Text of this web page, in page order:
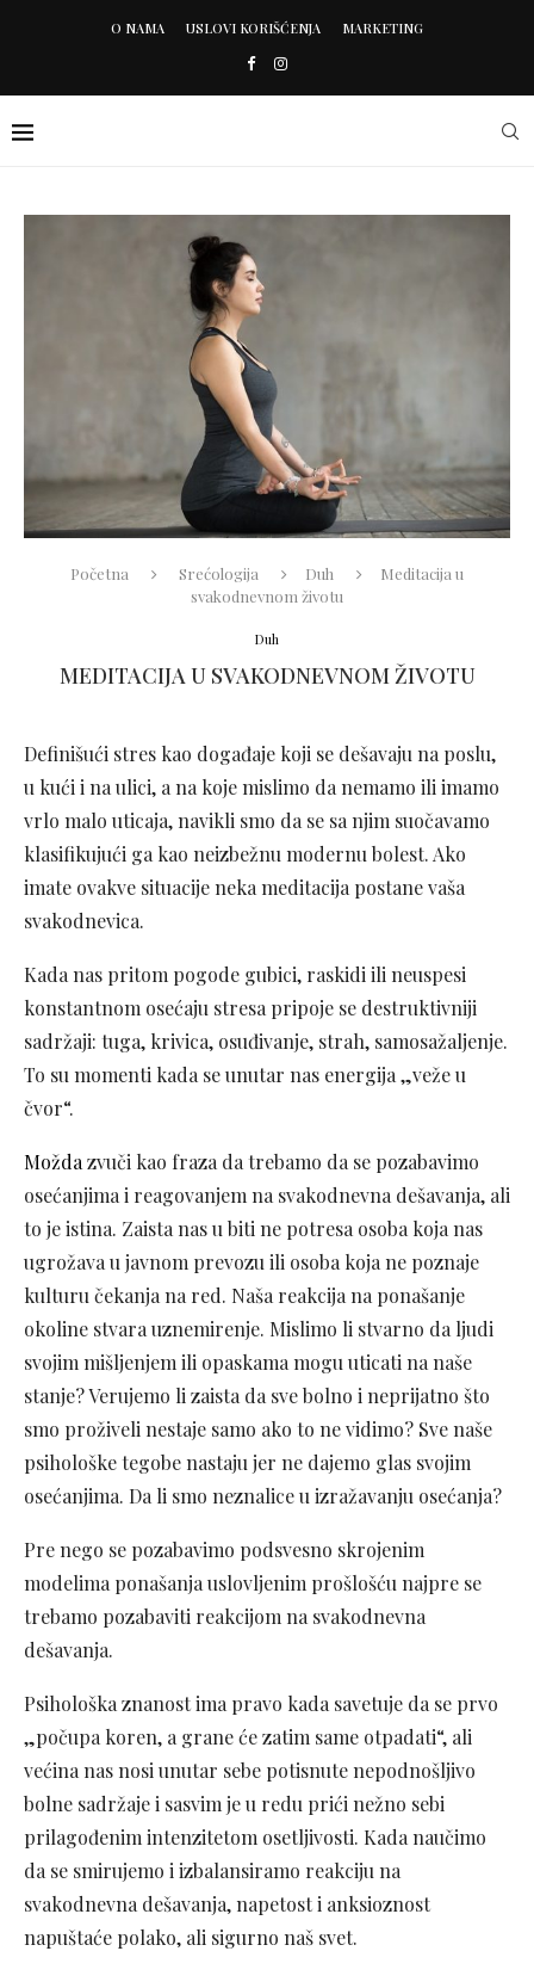
O NAMA USLOVI KORIŠĆENJA MARKETING
Početna Srećologija Duh
Meditacija u
svakodnevnom životu
Duh
MEDITACIJA U SVAKODNEVNOM ŽIVOTU
Definišući stres kao događaje koji se dešavaju na poslu,
u kući i na ulici, a na koje mislimo da nemamo ili imamo
vrlo malo uticaja, navikli smo da se sa njim suočavamo
klasifikujući ga kao neizbežnu modernu bolest. Ako
imate ovakve situacije neka meditacija postane vaša
svakodnevica.
Kada nas pritom pogode gubici, raskidi ili neuspesi
konstantnom osećaju stresa pripoje se destruktivniji
sadržaji: tuga, krivica, osuđivanje, strah, samosažaljenje.
To su momenti kada se unutar nas energija „veže u
čvor“.
Moždazvuči kao fraza da trebamo da se pozabavimo
osećanjima i reagovanjem na svakodnevna dešavanja, ali
to je istina. Zaista nas u biti ne potresa osoba koja nas
ugrožava u javnom prevozu ili osoba koja ne poznaje
kulturu čekanja na red. Naša reakcija na ponašanje
okoline stvara uznemirenje. Mislimo li stvarno da ljudi
svojim mišljenjem ili opaskama mogu uticati na naše
stanje? Verujemo li zaista da sve bolno i neprijatno što
smo proživeli nestaje samo ako to ne vidimo? Sve naše
psihološke tegobe nastaju jer ne dajemo glas svojim
osećanjima. Da li smo neznalice u izražavanju osećanja?
Pre nego se pozabavimo podsvesno skrojenim
modelima ponašanja uslovljenim prošlošću najpre se
trebamo pozabaviti reakcijom na svakodnevna
dešavanja.
Psihološka znanost ima pravo kada savetuje da se prvo
„počupa koren, a grane će zatim same otpadati“, ali
većina nas nosi unutar sebe potisnute nepodnošljivo
bolne sadržaje i sasvim je u redu prići nežno sebi
prilagođenim intenzitetom osetljivosti. Kada naučimo
da se smirujemo i izbalansiramo reakciju na
svakodnevna dešavanja, napetost i anksioznost
napuštaće polako, ali sigurno naš svet.